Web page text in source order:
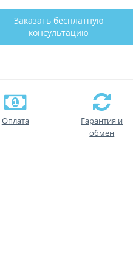
Заказать бесплатную
консультацию
Оплата
Гарантия и
обмен